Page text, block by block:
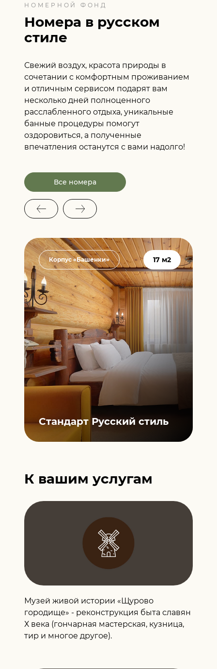
НОМЕРНОЙ ФОНД
Номера в русском
стиле
Свежий воздух, красота природы в
сочетании с комфортным проживанием
и отличным сервисом подарят вам
несколько дней полноценного
расслабленного отдыха, уникальные
банные процедуры помогут
оздоровиться, а полученные
впечатления останутся с вами надолго!
Все номера
Корпус «Башенки» 17 м2
Стандарт Русский стиль
К вашим услугам
Музей живой истории «Щурово
городище» - реконструкция быта славян
Х века (гончарная мастерская, кузница,
тир и многое другое).